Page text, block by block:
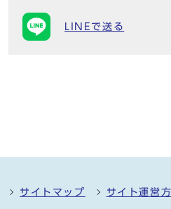
LINEで送る
サイトマップ サイト運営